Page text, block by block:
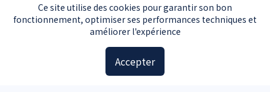
Ce site utilise des cookies pour garantir son bon
fonctionnement, optimiser ses performances techniques et
améliorer l'expérience
Accepter
Guide voiture d'occasion
Guide moto d'occasion
Guide voiture d'occasion